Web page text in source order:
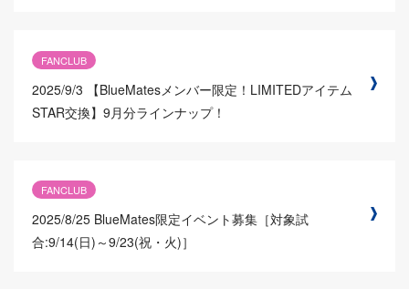
FANCLUB
2025/9/3
【BlueMatesメンバー限定！LIMITEDアイテム
STAR交換】9月分ラインナップ！
FANCLUB
2025/8/25 BlueMates限定イベント募集［対象試
合:9/14(日)～9/23(祝・火)］